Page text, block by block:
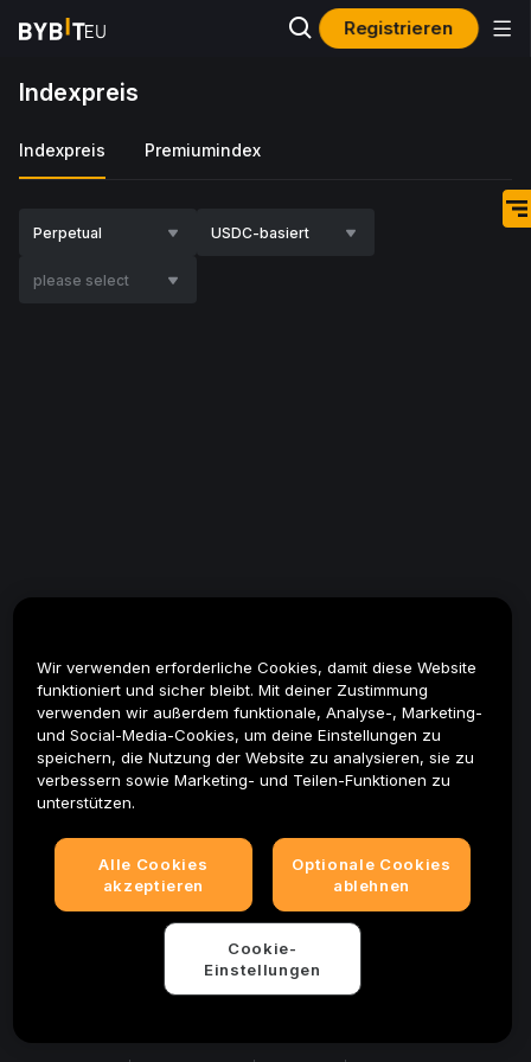
Registrieren
Indexpreis
Indexpreis Premiumindex
Perpetual USDC-basiert
please select
Wir verwenden erforderliche Cookies, damit diese Website
funktioniert und sicher bleibt. Mit deiner Zustimmung
verwenden wir außerdem funktionale, Analyse-, Marketing-
und Social-Media-Cookies, um deine Einstellungen zu
speichern, die Nutzung der Website zu analysieren, sie zu
verbessern sowie Marketing- und Teilen-Funktionen zu
unterstützen.
Alle Cookies
akzeptieren
Optionale Cookies
ablehnen
Cookie-
Einstellungen